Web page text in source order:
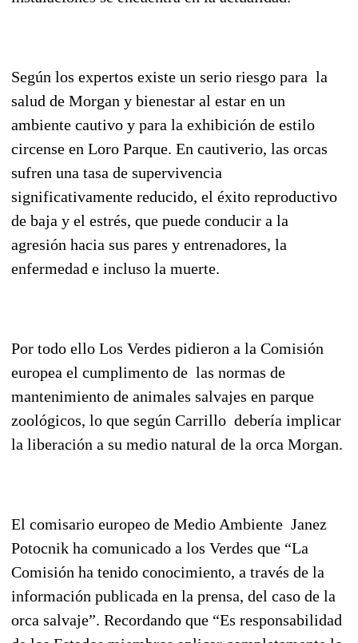
Según los expertos existe un serio riesgo para la
salud de Morgan y bienestar al estar en un
ambiente cautivo y para la exhibición de estilo
circense en Loro Parque. En cautiverio, las orcas
sufren una tasa de supervivencia
significativamente reducido, el éxito reproductivo
de baja y el estrés, que puede conducir a la
agresión hacia sus pares y entrenadores, la
enfermedad e incluso la muerte.
Por todo ello Los Verdes pidieron a la Comisión
europea el cumplimento de las normas de
mantenimiento de animales salvajes en parque
zoológicos, lo que según Carrillo debería implicar
la liberación a su medio natural de la orca Morgan.
El comisario europeo de Medio Ambiente Janez
Potocnik ha comunicado a los Verdes que “La
Comisión ha tenido conocimiento, a través de la
información publicada en la prensa, del caso de la
orca salvaje”. Recordando que “Es responsabilidad